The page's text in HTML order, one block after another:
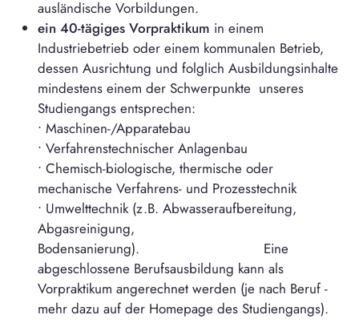
ausländische Vorbildungen.
ein 40-tägiges Vorpraktikum in einem
Industriebetrieb oder einem kommunalen Betrieb,
dessen Ausrichtung und folglich Ausbildungsinhalte
mindestens einem der Schwerpunkte unseres
Studiengangs entsprechen:
• Maschinen-/Apparatebau
• Verfahrenstechnischer Anlagenbau
• Chemisch-biologische, thermische oder
mechanische Verfahrens- und Prozesstechnik
• Umwelttechnik (z.B. Abwasseraufbereitung,
Abgasreinigung,
Bodensanierung). Eine
abgeschlossene Berufsausbildung kann als
Vorpraktikum angerechnet werden (je nach Beruf -
mehr dazu auf der Homepage des Studiengangs).